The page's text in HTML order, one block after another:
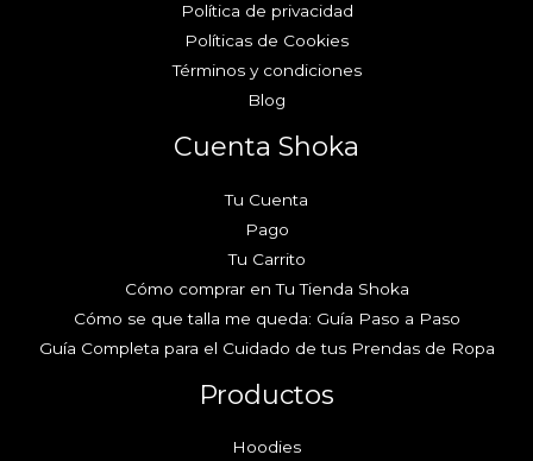
Política de privacidad
Políticas de Cookies
Términos y condiciones
Blog
Cuenta Shoka
Tu Cuenta
Pago
Tu Carrito
Cómo comprar en Tu Tienda Shoka
Cómo se que talla me queda: Guía Paso a Paso
Guía Completa para el Cuidado de tus Prendas de Ropa
Productos
Hoodies